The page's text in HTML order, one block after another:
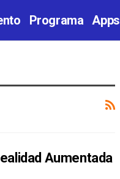
Programa Apps
Aumentada